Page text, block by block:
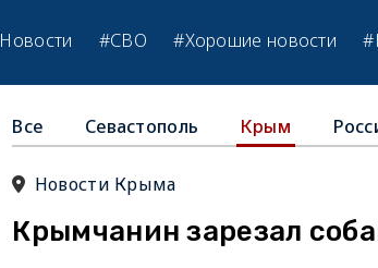
Новости #СВО #Хорошие новости
Все Севастополь Крым
Новости Крыма
Крымчанин зарезал